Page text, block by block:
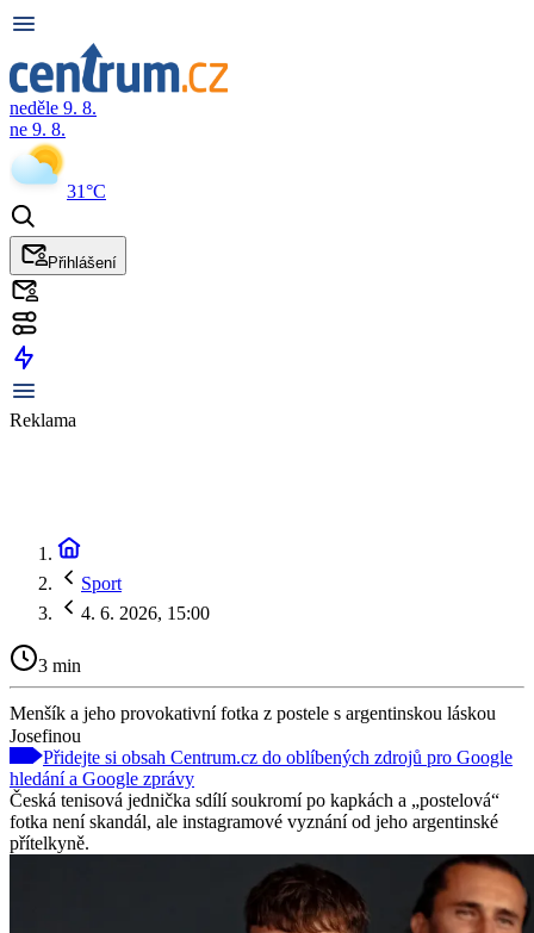
neděle 9. 8.
ne 9. 8.
31°C
Přihlášení
Reklama
Sport
4. 6. 2026, 15:00
3 min
Menšík a jeho provokativní fotka z postele s argentinskou láskou
Josefinou
Přidejte si obsah Centrum.cz do oblíbených zdrojů pro Google
hledání a Google zprávy
Česká tenisová jednička sdílí soukromí po kapkách a „postelová“
fotka není skandál, ale instagramové vyznání od jeho argentinské
přítelkyně.